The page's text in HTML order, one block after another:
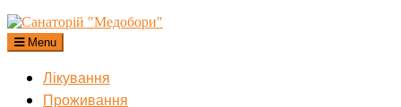
Санаторій "Медобори"
Menu
Лікування
Проживання